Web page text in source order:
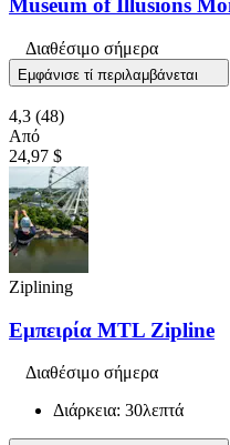
Museum of Illusions
Διαθέσιμο σήμερα
Εμφάνισε τί περιλαμβάνεται
4,3 (48)
Από
24,97 $
Ziplining
Εμπειρία MTL Zipline
Διαθέσιμο σήμερα
Διάρκεια: 30λεπτά